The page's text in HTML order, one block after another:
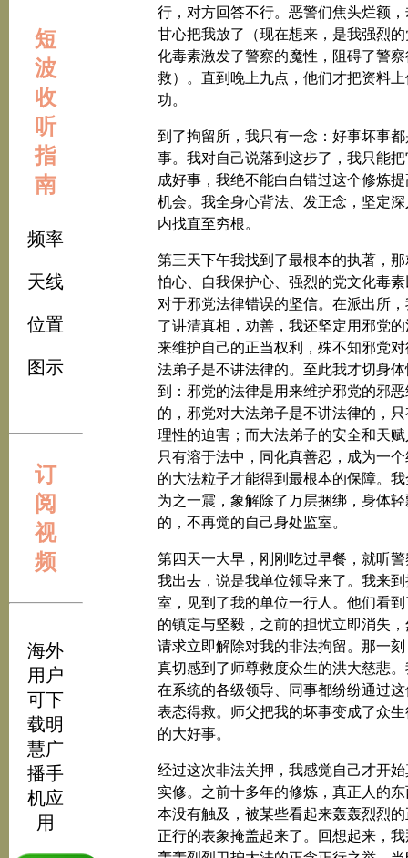
短
波
收
听
指
南
频率
天线
位置
图示
订
阅
视
频
海外
用户
可下
载明
慧广
播手
机应
用
行，对方回答不行。恶警们焦头烂额，
甘心把我放了（现在想来，是我强烈的
化毒素激发了警察的魔性，阻碍了警察
救）。直到晚上九点，他们才把资料上
功。
到了拘留所，我只有一念：好事坏事都
事。我对自己说落到这步了，我只能把
成好事，我绝不能白白错过这个修炼
机会。我全身心背法、发正念，坚定深
内找直至穷根。
第三天下午我找到了最根本的执著，那
怕心、自我保护心、强烈的党文化毒素
对于邪党法律错误的坚信。在派出所，
了讲清真相，劝善，我还坚定用邪党的
来维护自己的正当权利，殊不知邪党对
法弟子是不讲法律的。至此我才切身体
到：邪党的法律是用来维护邪党的邪恶
的，邪党对大法弟子是不讲法律的，只
理性的迫害；而大法弟子的安全和天赋
只有溶于法中，同化真善忍，成为一
的大法粒子才能得到最根本的保障。我
为之一震，象解除了万层捆绑，身体轻
的，不再觉的自己身处监室。
第四天一大早，刚刚吃过早餐，就听警
我出去，说是我单位领导来了。我来到
室，见到了我的单位一行人。他们看到
的镇定与坚毅，之前的担忧立即消失，
请求立即解除对我的非法拘留。那一刻
真切感到了师尊救度众生的洪大慈悲。
在系统的各级领导、同事都纷纷通过这
表态得救。师父把我的坏事变成了众生
的大好事。
经过这次非法关押，我感觉自己才开始
实修。之前十多年的修炼，真正人的东
本没有触及，被某些看起来轰轰烈烈的
正行的表象掩盖起来了。回想起来，我